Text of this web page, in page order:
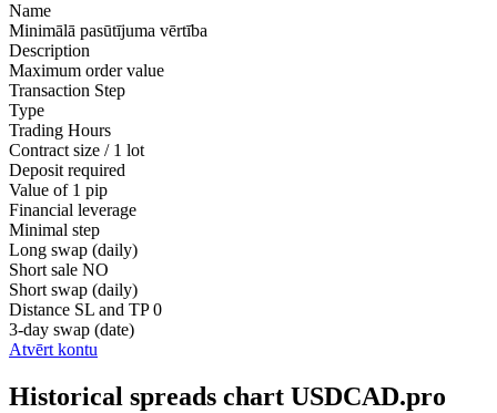
Name
Minimālā pasūtījuma vērtība
Description
Maximum order value
Transaction Step
Type
Trading Hours
Contract size / 1 lot
Deposit required
Value of 1 pip
Financial leverage
Minimal step
Long swap (daily)
Short sale NO
Short swap (daily)
Distance SL and TP 0
3-day swap (date)
Atvērt kontu
Historical spreads chart USDCAD.pro